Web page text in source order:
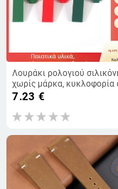
Λουράκι ρολογιού
χωρίς μάρκα, κυκλοφορία
2025, καταγωγή Σενζεν
7.23 €